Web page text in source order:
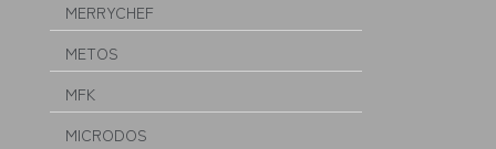
MERRYCHEF
METOS
MFK
MICRODOS